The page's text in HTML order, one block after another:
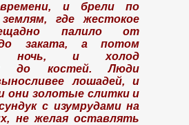
и брели по
где жестокое
палило от
заката, а потом
ночь, и холод
до костей. Люди
лошадей, и
они золотые слитки и
с изумрудами на
не желая оставлять